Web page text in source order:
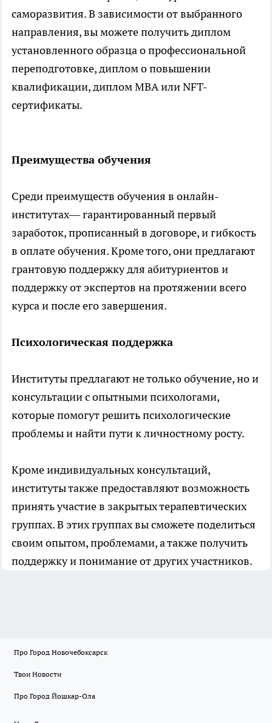
саморазвития. В зависимости от выбранного
направления, вы можете получить диплом
установленного образца о профессиональной
переподготовке, диплом о повышении
квалификации, диплом MBA или NFT-
сертификаты.
Преимущества обучения
Среди преимуществ обучения в онлайн-
институтах— гарантированный первый
заработок, прописанный в договоре, и гибкость
в оплате обучения. Кроме того, они предлагают
грантовую поддержку для абитуриентов и
поддержку от экспертов на протяжении всего
курса и после его завершения.
Психологическая поддержка
Институты предлагают не только обучение, но и
консультации с опытными психологами,
которые помогут решить психологические
проблемы и найти пути к личностному росту.
Кроме индивидуальных консультаций,
институты также предоставляют возможность
принять участие в закрытых терапевтических
группах. В этих группах вы сможете поделиться
своим опытом, проблемами, а также получить
поддержку и понимание от других участников.
Про Город Новочебоксарск
Твои Новости
Про Город Йошкар-Ола